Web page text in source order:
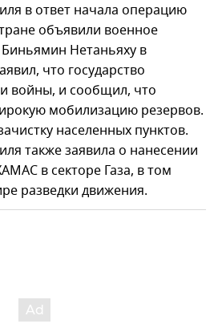
в ответ начала операцию
объявили военное
Нетаньяху в
что государство
войны, и сообщил, что
мобилизацию резервов.
населенных пунктов.
также заявила о нанесении
в секторе Газа, в том
разведки движения.